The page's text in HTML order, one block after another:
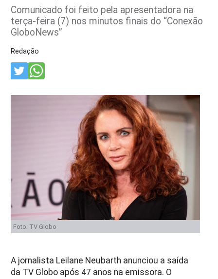
Comunicado foi feito pela apresentadora na
terça-feira (7) nos minutos finais do “Conexão
GloboNews”
Redação
Foto: TV Globo
A jornalista Leilane Neubarth anunciou a saída
da TV Globo após 47 anos na emissora. O